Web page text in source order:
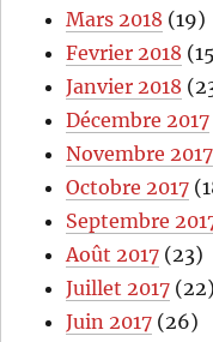
Mars 2018 (19)
Fevrier 2018
Janvier 2018
Décembre 2017
Novembre 2017
Octobre 2017
Septembre
Août 2017 (23)
Juillet 2017 (22)
Juin 2017 (26)